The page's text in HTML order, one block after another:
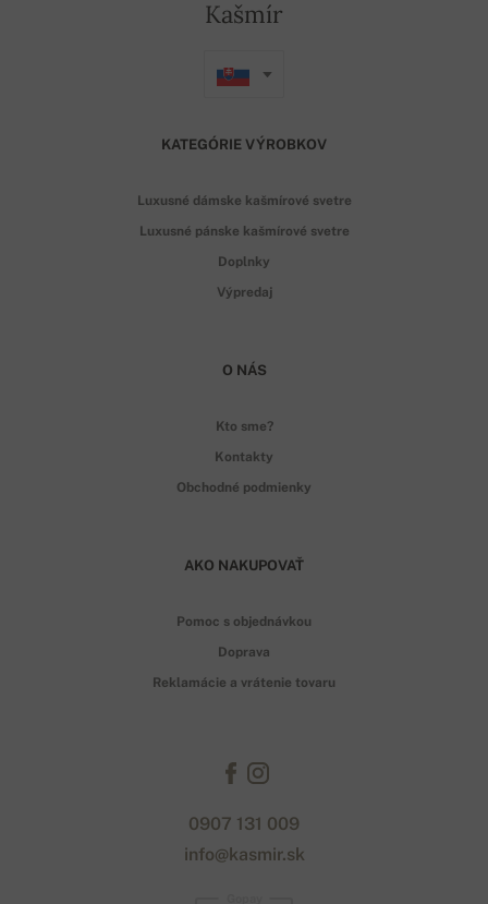
Kašmír
KATEGÓRIE VÝROBKOV
Luxusné dámske kašmírové svetre
Luxusné pánske kašmírové svetre
Doplnky
Výpredaj
O NÁS
Kto sme?
Kontakty
Obchodné podmienky
AKO NAKUPOVAŤ
Pomoc s objednávkou
Doprava
Reklamácie a vrátenie tovaru
0907 131 009
info@kasmir.sk